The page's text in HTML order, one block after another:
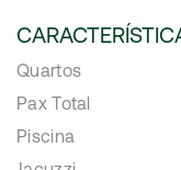
Quartos
Pax Total
Piscina